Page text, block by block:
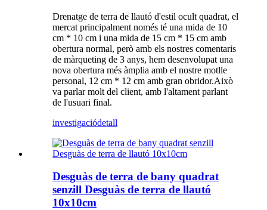
Drenatge de terra de llautó d'estil ocult quadrat, el
mercat principalment només té una mida de 10
cm * 10 cm i una mida de 15 cm * 15 cm amb
obertura normal, però amb els nostres comentaris
de màrqueting de 3 anys, hem desenvolupat una
nova obertura més àmplia amb el nostre motlle
personal, 12 cm * 12 cm amb gran obridor.Això
va parlar molt del client, amb l'altament parlant
de l'usuari final.
investigaciódetall
Desguàs de terra de bany quadrat
senzill Desguàs de terra de llautó
10x10cm